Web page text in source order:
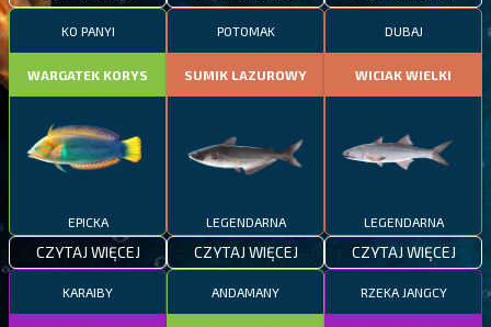
KO PANYI
WARGATEK KORYS
EPICKA
CZYTAJ WIĘCEJ
POTOMAK
SUMIK LAZUROWY
LEGENDARNA
CZYTAJ WIĘCEJ
DUBAJ
WICIAK WIELKI
LEGENDARNA
CZYTAJ WIĘCEJ
KARAIBY ANDAMANY RZEKA JANGCY